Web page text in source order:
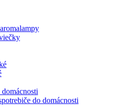
do domácnosti